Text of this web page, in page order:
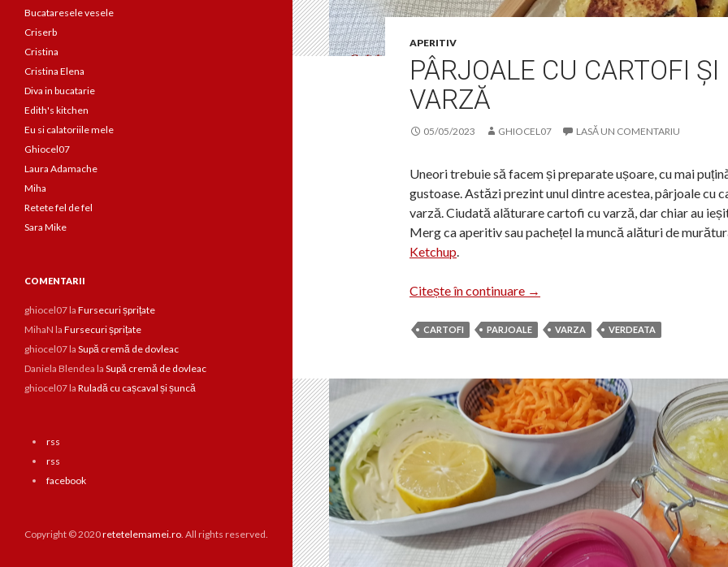
APERITIV
PÂRJOALE CU CARTOFI ȘI
VARZĂ
05/05/2023 GHIOCEL07 LASĂ UN COMENTARIU
Uneori trebuie să facem și preparate ușoare, cu mai
gustoase. Astăzi prezint unul dintre acestea, pârjoale cu
varză. Ciudată alăturare cartofi cu varză, dar chiar au
Merg ca aperitiv sau pachețel la muncă alături de
Ketchup.
Citește în continuare Pârjoale cu cartofi și varză
→
CARTOFI PARJOALE VARZA VERDEATA
Bucataresele vesele
Criserb
Cristina
Cristina Elena
Diva in bucatarie
Edith's kitchen
Eu si calatoriile mele
Ghiocel07
Laura Adamache
Miha
Retete fel de fel
Sara Mike
COMENTARII
ghiocel07la Fursecuri șprițate
MihaN la Fursecuri șprițate
ghiocel07la Supă cremă de dovleac
Daniela Blendea la Supă cremă de dovleac
ghiocel07la Ruladă cu cașcaval și șuncă
rss
rss
facebook
Copyright © 2020retetelemamei.ro. All rights reserved.